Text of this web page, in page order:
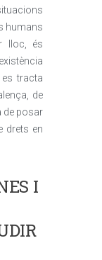
humans
lloc, és
es tracta
de
de posar
drets en
I